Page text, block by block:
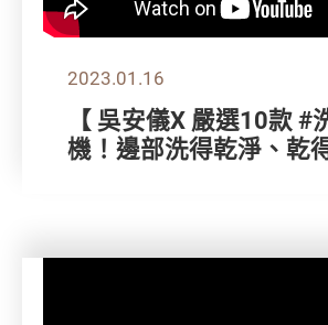
2023.01.16
【 吳安儀X 嚴選10款 #
機！邊部洗得乾淨、乾